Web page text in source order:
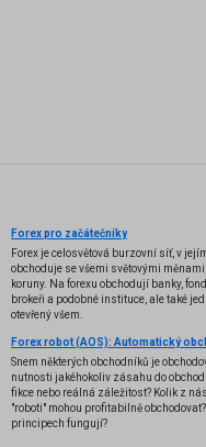
Forex pro začátečníky
Forex je celosvětová burzovní síť, v
obchoduje se všemi světovými
koruny. Na forexu obchodují banky,
brokeři a podobné instituce, ale také
otevřený všem.
Snem některých obchodníků je
nutnosti jakéhokoliv zásahu do
fikce nebo reálná záležitost? Kolik z
"roboti" mohou profitabilně
principech fungují?